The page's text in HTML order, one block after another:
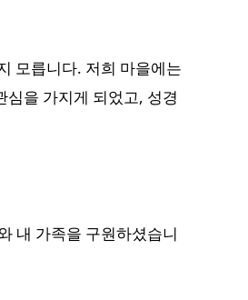
모릅니다. 저희 마을에는
을 가지게 되었고, 성경
내 가족을 구원하셨습니